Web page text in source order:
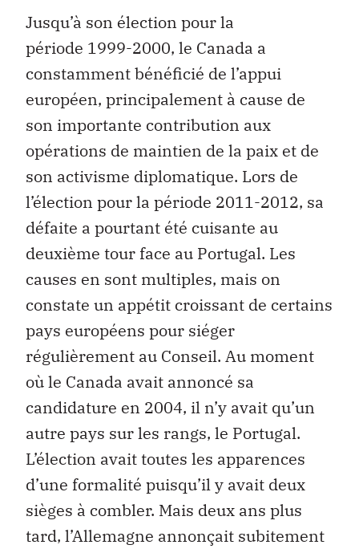
Jusqu’à son élection pour la
période 1999-2000, le Canada a
constamment bénéficié de l’appui
européen, principalement à cause de
son importante contribution aux
opérations de maintien de la paix et de
son activisme diplomatique. Lors de
l’élection pour la période 2011-2012, sa
défaite a pourtant été cuisante au
deuxième tour face au Portugal. Les
causes en sont multiples, mais on
constate un appétit croissant de certains
pays européens pour siéger
régulièrement au Conseil. Au moment
où le Canada avait annoncé sa
candidature en 2004, il n’y avait qu’un
autre pays sur les rangs, le Portugal.
L’élection avait toutes les apparences
d’une formalité puisqu’il y avait deux
sièges à combler. Mais deux ans plus
tard, l’Allemagne annonçait subitement